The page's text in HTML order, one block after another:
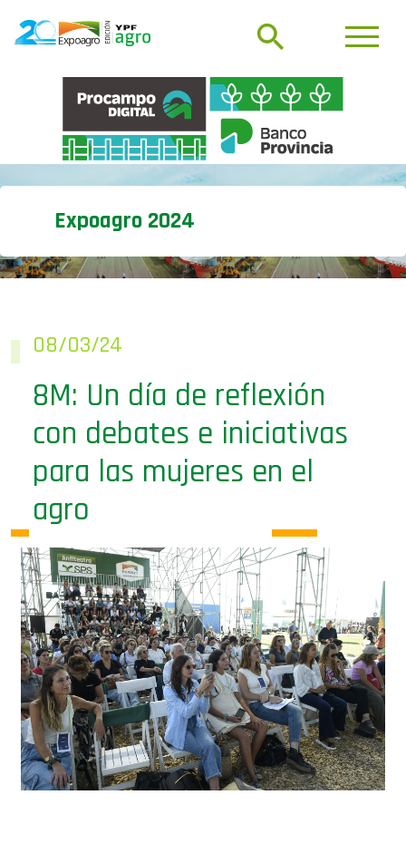
Expoagro 2024
08/03/24
8M: Un día de reflexión
con debates e iniciativas
para las mujeres en el
agro